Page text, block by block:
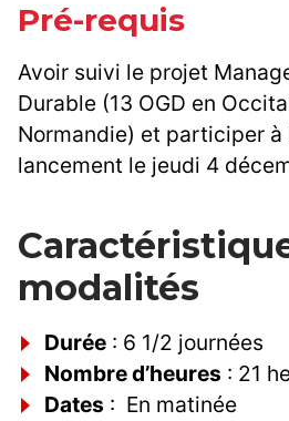
Pré-requis
Avoir suivi le projet
Durable (13 OGD en
Normandie) et participer à
lancement le jeudi 4
modalités
Durée : 6 1/2 journées
Nombre d’heures : 21
Dates : En matinée